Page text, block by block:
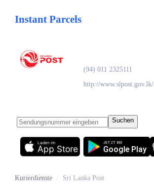
Instant Parcels
(94) 011 2325111
http://www.slpost.gov.lk/
Suchen
App Store
Laden im
Google Play
JETZT BEI
Kurierdienste / Sri Lanka Post